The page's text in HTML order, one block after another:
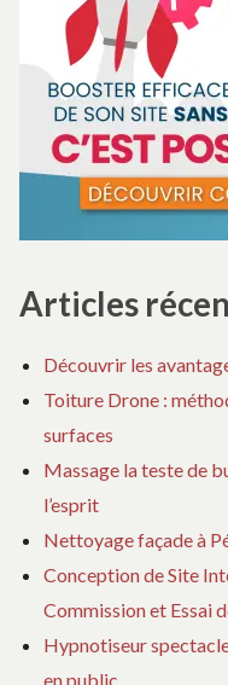
besoin
BESOIN
Articles
Découvrir les
Toiture Drone :
surfaces
Massage la teste de
l’esprit
Nettoyage façade à
Conception de Site
Commission et Essai
Hypnotiseur
en public